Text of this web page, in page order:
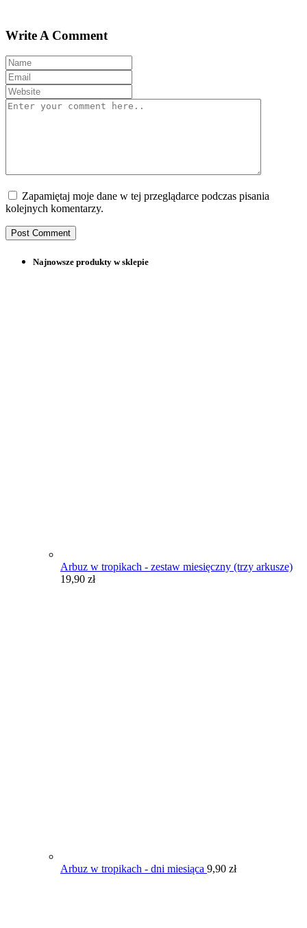
Write A Comment
Zapamiętaj moje dane w tej przeglądarce podczas pisania
kolejnych komentarzy.
Najnowsze produkty w sklepie
Arbuz w tropikach - zestaw miesięczny (trzy arkusze)
19,90 zł
Arbuz w tropikach - dni miesiąca 9,90 zł